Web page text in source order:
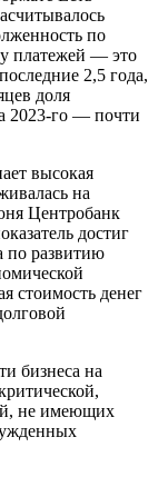
по
платежей — это
2,5 года,
доля
2023-го — почти
высокая
на
Центробанк
достиг
по развитию
стоимость денег
бизнеса на
не имеющих